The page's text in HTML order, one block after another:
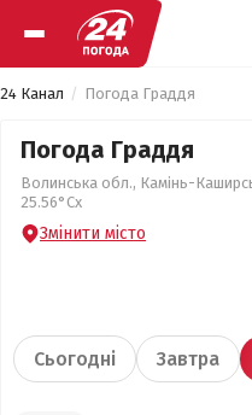
24 Канал Погода Граддя
Погода Граддя
Волинська обл., Камінь-
25.56°Сх
Змінити місто
Сьогодні Завтра